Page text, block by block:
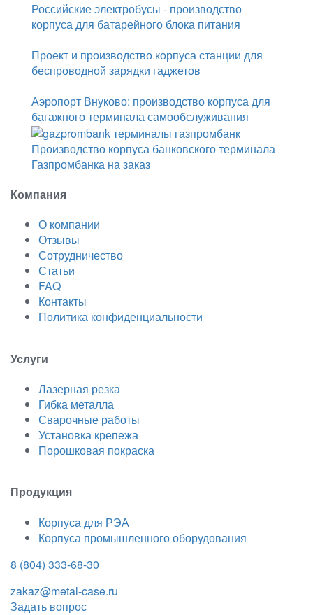
Российские электробусы - производство
корпуса для батарейного блока питания
Проект и производство корпуса станции для
беспроводной зарядки гаджетов
Аэропорт Внуково: производство корпуса для
багажного терминала самообслуживания
Производство корпуса банковского терминала
Газпромбанка на заказ
Компания
О компании
Отзывы
Сотрудничество
Статьи
FAQ
Контакты
Политика конфиденциальности
Услуги
Лазерная резка
Гибка металла
Сварочные работы
Установка крепежа
Порошковая покраска
Продукция
Корпуса для РЭА
Корпуса промышленного оборудования
8 (804) 333-68-30
zakaz@metal-case.ru
Задать вопрос